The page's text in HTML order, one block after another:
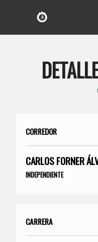
CORREDOR
CARLOS FORNER
INDEPENDIENTE
CARRERA